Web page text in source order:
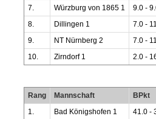
7.
Würzburg von 1865 1
9.0 -
8.
Dillingen 1
7.0 -
9.
NT Nürnberg 2
7.0 -
10.
Zirndorf 1 2.0 -
Rang Mannschaft
BPkt
1.
Bad Königshofen 1
41.0 -